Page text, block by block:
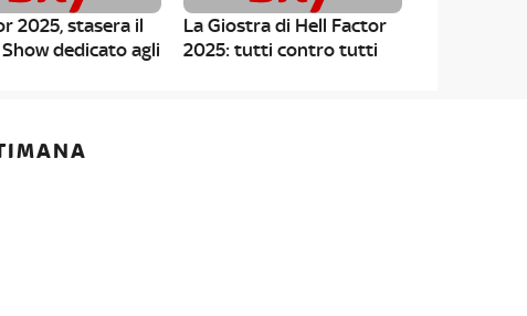
2025, stasera il
Show dedicato agli
La Giostra di Hell Factor
2025: tutti contro tutti